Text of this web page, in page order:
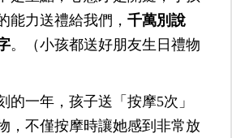
能力送禮給我們，千萬別說
。（小孩都送好朋友生日禮物
的一年，孩子送「按摩5次」
，不僅按摩時讓她感到非常放